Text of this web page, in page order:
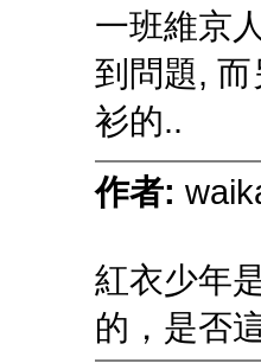
一班維京
到問題,
衫的..
作者:
紅衣少年
的，是否